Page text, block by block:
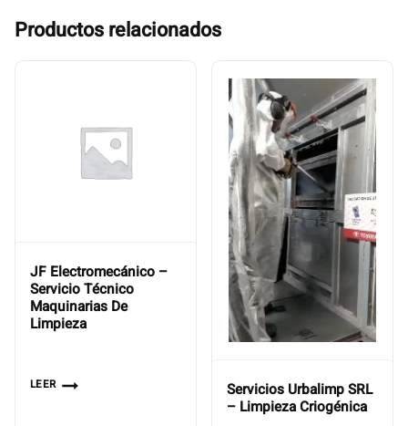
Productos relacionados
JF Electromecánico –
Servicio Técnico
Maquinarias De
Limpieza
LEER
Servicios Urbalimp SRL
– Limpieza Criogénica